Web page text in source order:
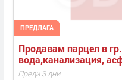
ПРЕДЛАГА
Продавам парцел в
вода,канализация,
Преди 3 дни